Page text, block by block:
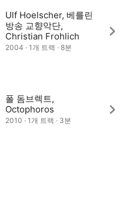
Ulf Hoelscher, 베를린
방송 교향악단,
Christian Frohlich
2004 · 1개 트랙 · 8분
폴 돔브렉트,
Octophoros
2010 · 1개 트랙 · 3분